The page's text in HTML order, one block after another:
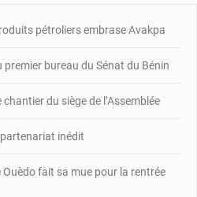
pétroliers embrase Avakpa
bureau du Sénat du Bénin
du siège de l’Assemblée
inédit
Ouèdo fait sa mue pour la rentrée